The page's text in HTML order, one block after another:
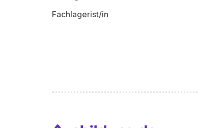
Fachlagerist/in